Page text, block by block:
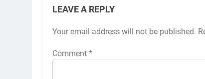
LEAVE A REPLY
Your email address will not be published.
Comment *